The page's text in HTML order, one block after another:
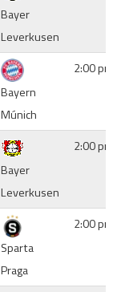
Bayer
Leverkusen
Bayern
Múnich
2:00 pm
Bayer
Leverkusen
2:00 pm
Sparta
Praga
2:00 pm